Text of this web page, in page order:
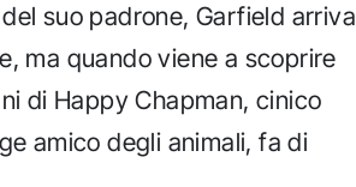
suo padrone, Garfield arriva
ma quando viene a scoprire
di Happy Chapman, cinico
amico degli animali, fa di